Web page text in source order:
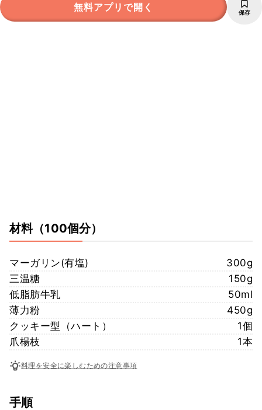
無料アプリで開く 保存
材料（100個分）
マーガリン(有塩)
300g
三温糖
150g
低脂肪牛乳
50ml
薄力粉
450g
クッキー型（ハート）
1個
爪楊枝
1本
料理を安全に楽しむための注意事項
手順